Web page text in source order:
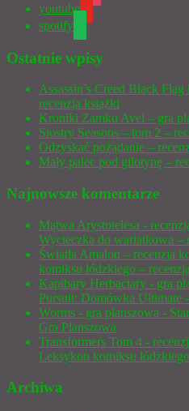
youtube
spotify
Ostatnie wpisy
Assassin’s Creed Black
recenzja książki
Kroniki Zamku Avel – gra
Siostry Seasons – tom 2 –
Odzyskać pożądanie –
Mały palec pod gilotynę –
Najnowsze komentarze
Mątwa Arystotelesa -
Wycieczka do wariatkowa –
Światła Amalou – recenzja
komiksu łódzkiego – recenzja
Kapibary Herbaciary - gra
Pursuit: Domówka Ultimate
Worms - gra planszowa -
Gra Planszowa
Transformers Tom 4 -
Leksykon komiksu
Archiwa